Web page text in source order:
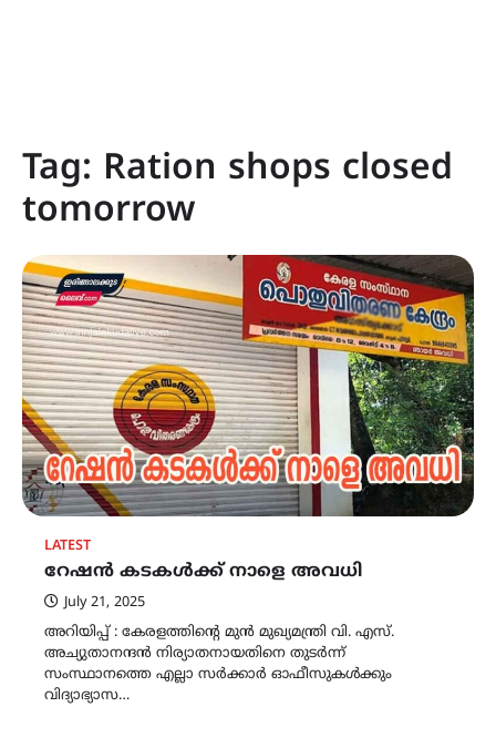
Tag: Ration shops closed
tomorrow
LATEST
റേഷൻ കടകൾക്ക് നാളെ അവധി
July 21, 2025
അറിയിപ്പ് : കേരളത്തിന്റെ മുൻ മുഖ്യമന്ത്രി വി. എസ്.
അച്യുതാനന്ദൻ നിര്യാതനായതിനെ തുടർന്ന്
സംസ്ഥാനത്തെ എല്ലാ സർക്കാർ ഓഫീസുകൾക്കും
വിദ്യാഭ്യാസ…